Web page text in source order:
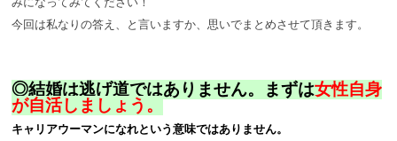
今回は私なりの答え、と言いますか、思いでまとめさせて頂きます。
◎結婚は逃げ道ではありません。まずは女性自身
が自活しましょう。
キャリアウーマンになれという意味ではありません。